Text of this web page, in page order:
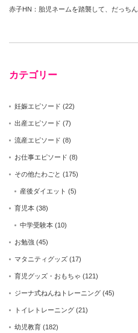
赤子HN：胎児ネームを踏襲して、だっちん
カテゴリー
妊娠エピソード (22)
出産エピソード (7)
流産エピソード (8)
お仕事エピソード (8)
その他たわごと (175)
産後ダイエット (5)
育児本 (38)
中学受験本 (10)
お勉強 (45)
マタニティグッズ (17)
育児グッズ・おもちゃ (121)
ジーナ式ねんねトレーニング (45)
トイレトレーニング (21)
幼児教育 (182)